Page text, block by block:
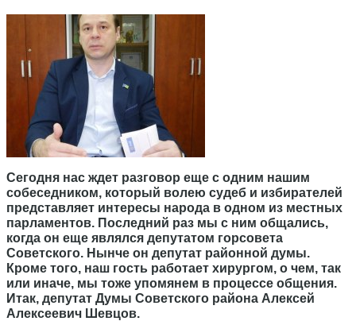
Сегодня нас ждет разговор еще с одним нашим
собеседником, который волею судеб и избирателей
представляет интересы народа в одном из местных
парламентов. Последний раз мы с ним общались,
когда он еще являлся депутатом горсовета
Советского. Нынче он депутат районной думы.
Кроме того, наш гость работает хирургом, о чем, так
или иначе, мы тоже упомянем в процессе общения.
Итак, депутат Думы Советского района Алексей
Алексеевич Шевцов.